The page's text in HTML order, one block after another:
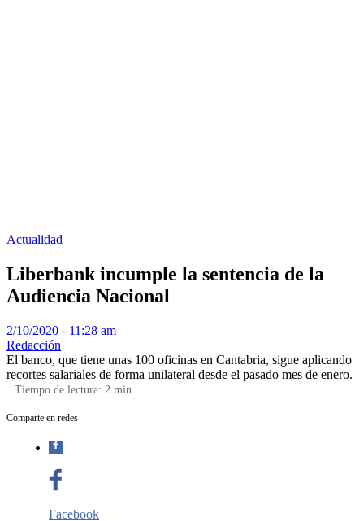
Actualidad
Liberbank incumple la sentencia de la
Audiencia Nacional
2/10/2020 - 11:28 am
Redacción
El banco, que tiene unas 100 oficinas en Cantabria, sigue aplicando
recortes salariales de forma unilateral desde el pasado mes de enero.
Tiempo de lectura: 2 min
Comparte en redes
Facebook